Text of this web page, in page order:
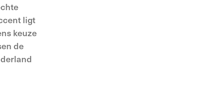
ligt
keuze
de